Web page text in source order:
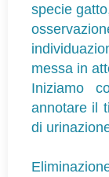
specie
messa in
Iniziamo
annotare il
di